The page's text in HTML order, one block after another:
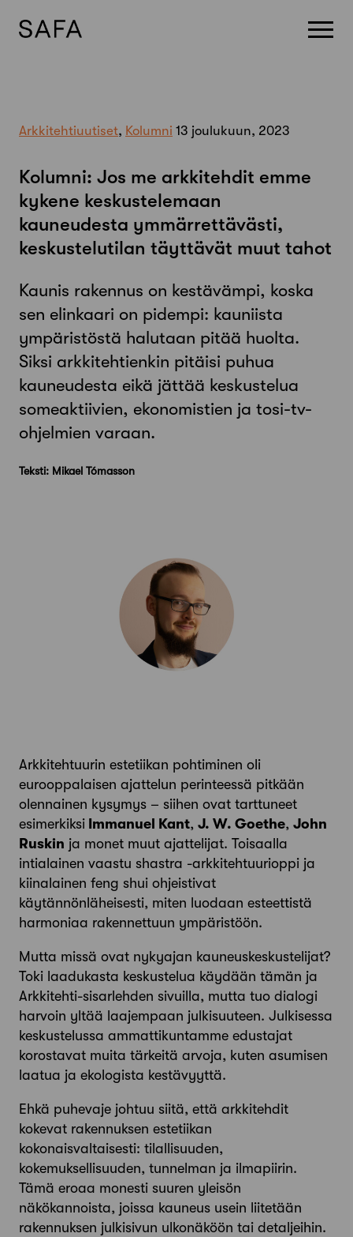
Arkkitehtiuutiset, Kolumni 13 joulukuun, 2023
Kolumni: Jos me arkkitehdit emme
kykene keskustelemaan
kauneudesta ymmärrettävästi,
keskustelutilan täyttävät muut tahot
Kaunis rakennus on kestävämpi, koska
sen elinkaari on pidempi: kauniista
ympäristöstä halutaan pitää huolta.
Siksi arkkitehtienkin pitäisi puhua
kauneudesta eikä jättää keskustelua
someaktiivien, ekonomistien ja tosi-tv-
ohjelmien varaan.
Teksti: Mikael Tómasson
Arkkitehtuurin estetiikan pohtiminen oli
eurooppalaisen ajattelun perinteessä pitkään
olennainen kysymys – siihen ovat tarttuneet
esimerkiksi Immanuel Kant, J. W. Goethe, John
Ruskin ja monet muut ajattelijat. Toisaalla
intialainen vaastu shastra -arkkitehtuurioppi ja
kiinalainen feng shui ohjeistivat
käytännönläheisesti, miten luodaan esteettistä
harmoniaa rakennettuun ympäristöön.
Mutta missä ovat nykyajan kauneuskeskustelijat?
Toki laadukasta keskustelua käydään tämän ja
Arkkitehti-sisarlehden sivuilla, mutta tuo dialogi
harvoin yltää laajempaan julkisuuteen. Julkisessa
keskustelussa ammattikuntamme edustajat
korostavat muita tärkeitä arvoja, kuten asumisen
laatua ja ekologista kestävyyttä.
Ehkä puhevaje johtuu siitä, että arkkitehdit
kokevat rakennuksen estetiikan
kokonaisvaltaisesti: tilallisuuden,
kokemuksellisuuden, tunnelman ja ilmapiirin.
Tämä eroaa monesti suuren yleisön
näkökannoista, joissa kauneus usein liitetään
rakennuksen julkisivun ulkonäköön tai detaljeihin.